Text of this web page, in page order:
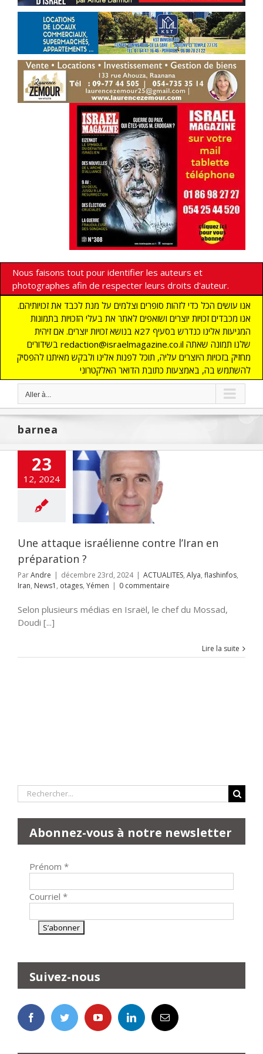
Nous faisons tout pour identifier les auteurs et
photographes afin de respecter leurs droits d'auteur.
אנו עושים הכל כדי לזהות סופרים וצלמים על מנת לכבד את זכויותיהם.
אנו מכבדים זכויות יוצרים ושואפים לאתר את בעלי הזכויות בתמונות
המגיעות אלינו כנדרש בסעיף 27א בנושא זכויות יוצרים. אם זיהית
בשידורים redaction@israelmagazine.co.il שלנו תמונה שאתה
מחזיק בזכויות היוצרים עליה, תוכל לפנות אלינו ולבקש מאיתנו להפסיק
להשתמש בה, באמצעות כתובת הדואר האלקטרוני
Aller à...
barnea
23
12, 2024
attaque
contre
Alya
Une attaque israélienne contre l’Iran en
préparation ?
ParAndre | décembre 23rd, 2024 | ACTUALITES, Alya, flashinfos,
Iran, News1 , otages, Yémen | 0 commentaire
Selon plusieurs médias en Israël, le chef du Mossad,
Doudi [...]
Lire la suite
Rechercher:
Abonnez-vous à notre newsletter
Prénom *
Courriel *
Suivez-nous